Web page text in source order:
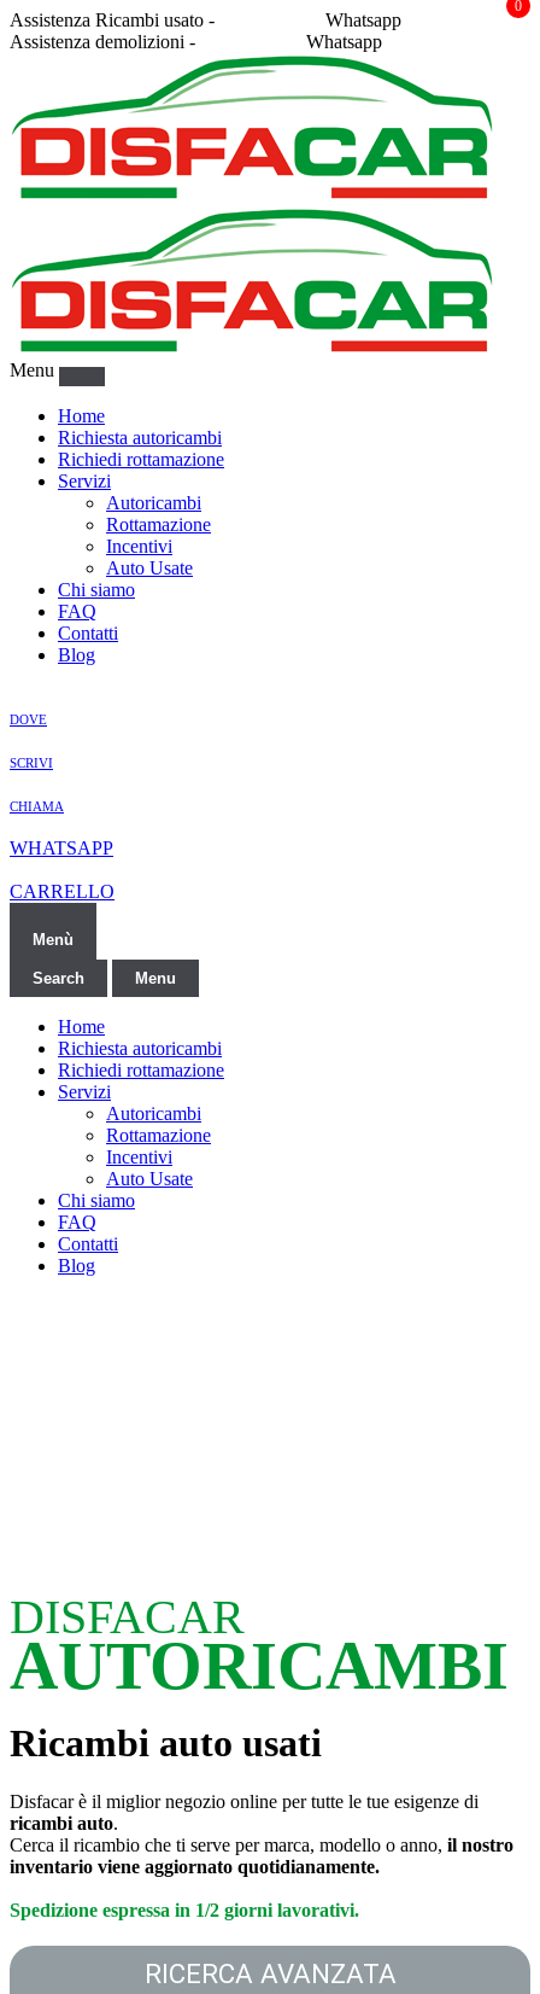
Assistenza Ricambi usato -
Whatsapp
Assistenza demolizioni -
Whatsapp
Menu
Home
Richiesta autoricambi
Richiedi rottamazione
Servizi
Autoricambi
Rottamazione
Incentivi
Auto Usate
Chi siamo
FAQ
Contatti
Blog
DOVE
SCRIVI
CHIAMA
WHATSAPP
0
CARRELLO
Menù
Search Menu
Home
Richiesta autoricambi
Richiedi rottamazione
Servizi
Autoricambi
Rottamazione
Incentivi
Auto Usate
Chi siamo
FAQ
Contatti
Blog
DISFACAR
AUTORICAMBI
Ricambi auto usati
Disfacar è il miglior negozio online per tutte le tue esigenze di
ricambi auto.
Cerca il ricambio che ti serve per marca, modello o anno, il nostro
inventario viene aggiornato quotidianamente.
Spedizione espressa in 1/2 giorni lavorativi.
RICERCA AVANZATA